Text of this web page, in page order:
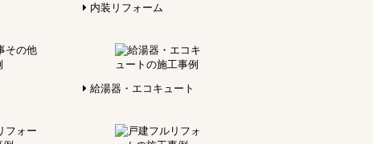
内装リフォーム
給湯器・エコキュート